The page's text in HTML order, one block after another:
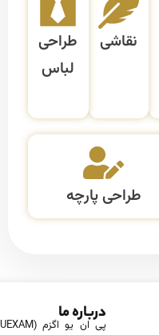
نقاشی
طراحی
لباس
طراحی پارچه
درباره ما